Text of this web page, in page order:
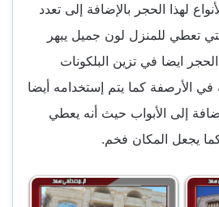
لهذا الحجر بالإضافة إلى تعدد
تعطي للمنزل لون جميل يبهر
ايضا في تزين البلكونات
في الأرصفة كما يتم إستخدامه أيضا
إلى الأبواب حيث أنه يعطي
يجعل المكان فخم.